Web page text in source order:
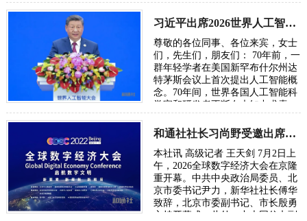
界，也无从了解俄乌战争。所谓五
眼联盟国家…
习近平出席2026世界人工智能大会呼吁携手构建公正合理的全球人工智能治理体系
尊敬的各位同事、各位来宾，女士
们，先生们，朋友们： 70年前，一
群年轻学者在美国新罕布什尔州达
特茅斯会议上首次提出人工智能概
念。70年间，世界各国人工智能科
学家和研发者不断在未知中求索、
在曲折中前行、在坚守中突破。70
年后，…
和通社社长习尚野受邀出席2026年全球数字经济大会
本社讯 高级记者 王天剑 7月2日上
午，2026全球数字经济大会在京隆
重开幕。中共中央政治局委员、北
京市委书记尹力，新华社社长傅华
致辞，北京市委副书记、市长殷勇
主持开幕式。此外，中央网信办副